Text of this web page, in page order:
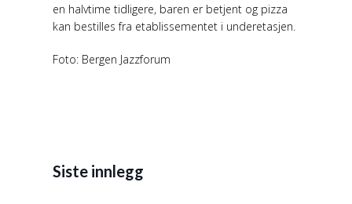
en halvtime tidligere, baren er betjent og pizza
kan bestilles fra etablissementet i underetasjen.
Foto: Bergen Jazzforum
Siste innlegg